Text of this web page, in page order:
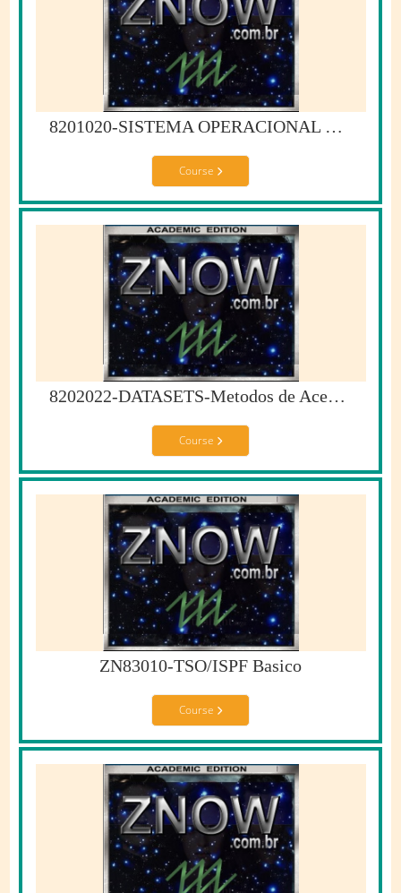
8201020-SISTEMA OPERACIONAL ZOS
Course
8202022-DATASETS-Metodos de Acesso e Organizacao
Course
ZN83010-TSO/ISPF Basico
Course